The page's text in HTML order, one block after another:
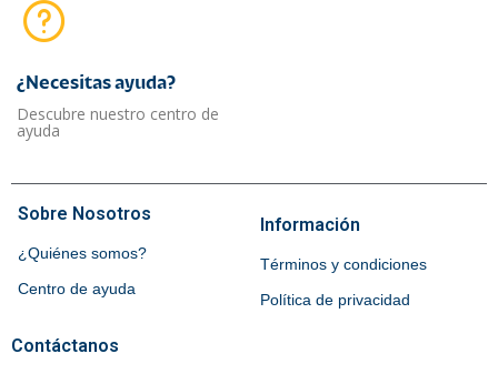
¿Necesitas ayuda?​
Descubre nuestro centro de
ayuda
Sobre Nosotros
¿Quiénes somos?
Centro de ayuda
Información
Términos y condiciones
Política de privacidad
Contáctanos